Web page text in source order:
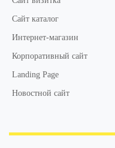
Сайт каталог
Интернет-магазин
Корпоративный сайт
Landing Page
Новостной сайт